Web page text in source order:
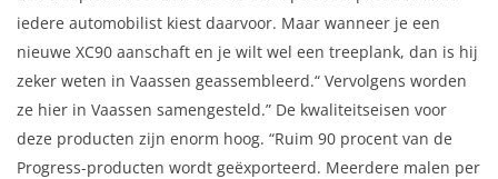
iedere automobilist kiest daarvoor. Maar wanneer je een
nieuwe XC90 aanschaft en je wilt wel een treeplank, dan is hij
zeker weten in Vaassen geassembleerd.“ Vervolgens worden
ze hier in Vaassen samengesteld.” De kwaliteitseisen voor
deze producten zijn enorm hoog. “Ruim 90 procent van de
Progress-producten wordt geëxporteerd. Meerdere malen per